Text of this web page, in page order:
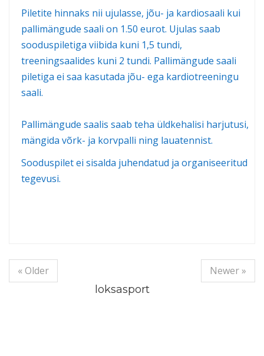
Piletite hinnaks nii ujulasse, jõu- ja kardiosaali kui
pallimängude saali on 1.50 eurot. Ujulas saab
sooduspiletiga viibida kuni 1,5 tundi,
treeningsaalides kuni 2 tundi. Pallimängude saali
piletiga ei saa kasutada jõu- ega kardiotreeningu
saali.
Pallimängude saalis saab teha üldkehalisi harjutusi,
mängida võrk- ja korvpalli ning lauatennist.
Sooduspilet ei sisalda juhendatud ja organiseeritud
tegevusi.
« Older
Newer »
loksasport